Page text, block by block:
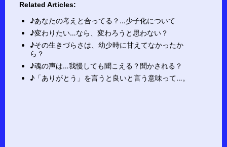
Related Articles:
♪あなたの考えと合ってる？…少子化について
♪変わりたい…なら、変わろうと思わない？
♪その生きづらさは、幼少時に甘えてなかったか
ら？
♪魂の声は…我慢しても聞こえる？聞かされる？
♪「ありがとう」を言うと良いと言う意味って…。